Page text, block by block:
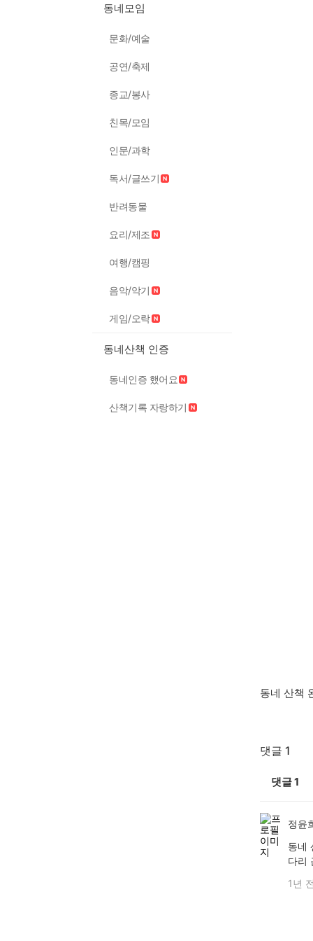
동네모임
문화/예술
공연/축제
종교/봉사
친목/모임
인문/과학
독서/글쓰기
반려동물
요리/제조
여행/캠핑
음악/악기
게임/오락
동네산책 인증
동네인증 했어요
산책기록 자랑하기
동네 산책
댓글 1
댓글1
정윤
동네
다리
1년